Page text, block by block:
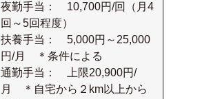
夜勤手当： 10,700円/回（月4
回～5回程度）
扶養手当： 5,000円～25,000
円/月 ＊条件による
通勤手当： 上限20,900円/
月 ＊自宅から２km以上から